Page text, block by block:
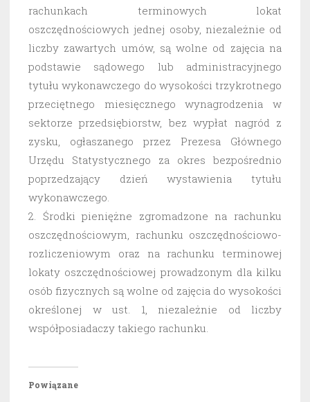
rachunkach terminowych lokat
oszczędnościowych jednej osoby, niezależnie od
liczby zawartych umów, są wolne od zajęcia na
podstawie sądowego lub administracyjnego
tytułu wykonawczego do wysokości trzykrotnego
przeciętnego miesięcznego wynagrodzenia w
sektorze przedsiębiorstw, bez wypłat nagród z
zysku, ogłaszanego przez Prezesa Głównego
Urzędu Statystycznego za okres bezpośrednio
poprzedzający dzień wystawienia tytułu
wykonawczego.
2. Środki pieniężne zgromadzone na rachunku
oszczędnościowym, rachunku oszczędnościowo-
rozliczeniowym oraz na rachunku terminowej
lokaty oszczędnościowej prowadzonym dla kilku
osób fizycznych są wolne od zajęcia do wysokości
określonej w ust. 1, niezależnie od liczby
współposiadaczy takiego rachunku.
Powiązane